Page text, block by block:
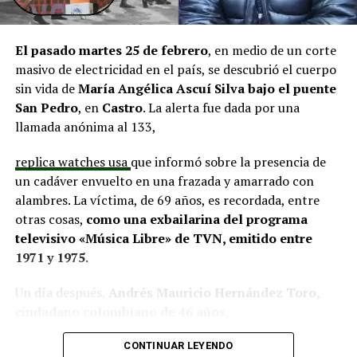
El alcalde de Quemchi, Javier Ugarte, expresó una
situación similar, señalando que en su comuna tienen
proyectos elegibles tanto en PMU como en PMB, pero
que hasta la fecha no han recibido respuesta clara sobre
si se entregarán los recursos.“Preocupa esta situación,
estos son proyectos que vienen trabajándose desde
hace tiempo y que hoy están en riesgo por la falta de
En la comuna deCuraco de Vélez, la alcaldesa Javiera
Yáñezindicó que históricamente la Subdere ha apoyado
a los municipios en diversos proyectos y que confía en
que durante el año se asignen nuevos recursos, aunque
reconoció una disminución evidente en comparación
ha presentado iniciativas por más de 200 millones de
a los esfuerzos, los fondos aún no han llegado,
generando preocupación en su equipo municipal.
El pasado martes 25 de febrero, en medio de un corte
masivo de electricidad en el país, se descubrió el cuerpo
sin vida deMaría Angélica Ascuí Silvabajo el puente
San Pedro, en Castro. La alerta fue dada por una
llamada anónima al 133,
replica watches usa que informó sobre la presencia de
un cadáver envuelto en una frazada y amarrado con
alambres. La víctima, de 69 años, es recordada, entre
otras cosas, como una exbailarina del programa
televisivo «Música Libre» de TVN, emitido entre
1971 y 1975.
Un día después,
Andrés Mauricio Hernández Toro,
se entregó voluntariamente a la Segunda
CONTINUAR LEYENDO